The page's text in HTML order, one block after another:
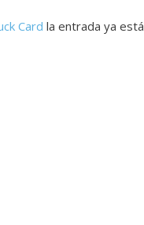
Card la entrada ya